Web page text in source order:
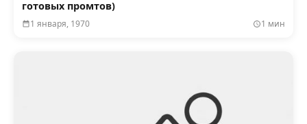
готовых промтов)
1 января, 1970 1 мин